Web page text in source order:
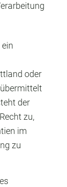
oder
der
zu,
im
zu